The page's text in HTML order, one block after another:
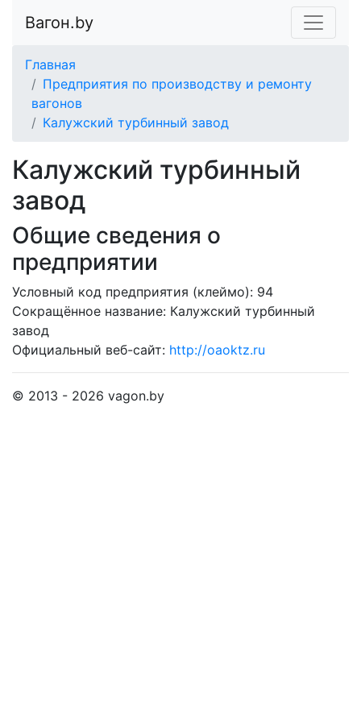
Вагон.by
Главная
Предприятия по производству и ремонту
вагонов
Калужский турбинный завод
Калужский турбинный
завод
Общие сведения о
предприятии
Условный код предприятия (клеймо): 94
Сокращённое название: Калужский турбинный
завод
Официальный веб-сайт: http://oaoktz.ru
© 2013 - 2026 vagon.by